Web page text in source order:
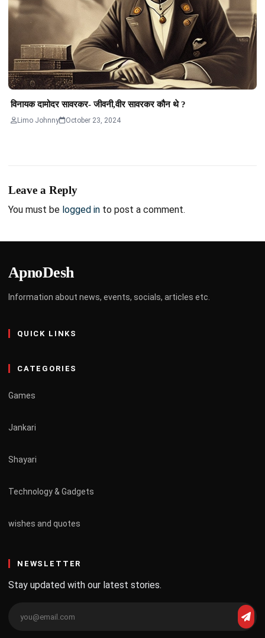
विनायक दामोदर सावरकर- जीवनी,वीर सावरकर कौन थे ?
Limo Johnny October 23, 2024
Leave a Reply
You must be logged in to post a comment.
ApnoDesh
Information about news, events, socials, articles etc.
QUICK LINKS
CATEGORIES
Games
Jankari
Shayari
Technology & Gadgets
wishes and quotes
NEWSLETTER
Stay updated with our latest stories.